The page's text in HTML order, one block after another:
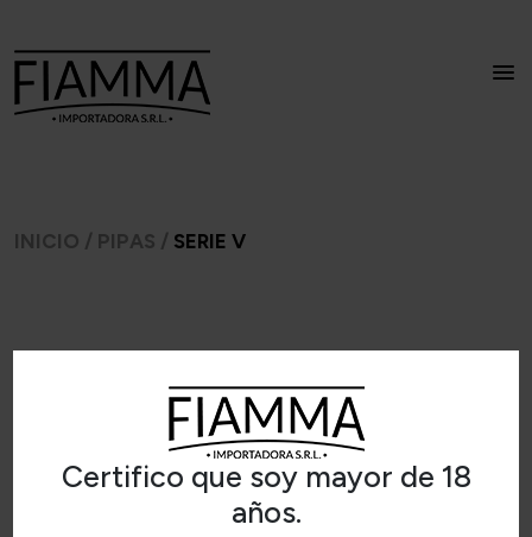
Certifico que soy mayor de 18
años.
INICIO / PIPAS / SERIE V